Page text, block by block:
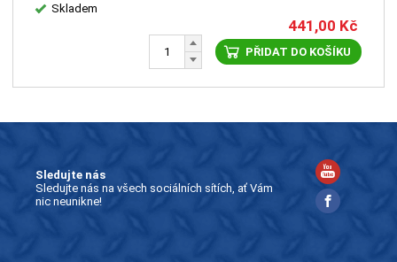
Skladem
441,00 Kč
PŘIDAT DO KOŠÍKU
Sledujte nás
Sledujte nás na všech sociálních sítích, ať Vám
nic neunikne!